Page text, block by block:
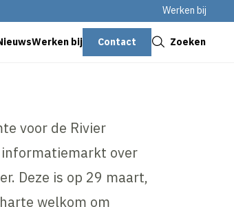
Werken bij
Werken bij Contact Zoeken
voor de Rivier
informatiemarkt over
Deze is op 29 maart,
welkom om
Sluiten